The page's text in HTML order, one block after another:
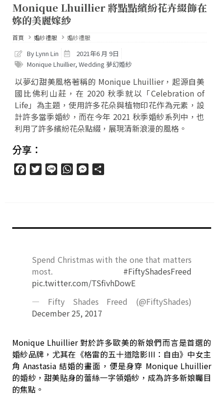
Monique Lhuillier 將點點繽紛花卉綴飾在
妳的美麗嫁紗
首頁 婚紗禮服 婚紗禮服
By Lynn Lin
2021年6 月 9日
Monique Lhuillier, Wedding 夢幻婚紗
以夢幻甜美風格著稱的 Monique Lhuillier，起源自美
國比佛利山莊，在 2020 秋季就以「Celebration of
Life」為主題，使用許多花朵與植物印花作為元素，設
計許多當季婚紗，而在今年 2021 秋季婚紗系列中，也
利用了許多繽紛花朵點綴，展現清新浪漫的風格。
分享：
FacebookTwitter
Line WhatsAppMessenger
Spend Christmas with the one that matters
most. #FiftyShadesFreed
pic.twitter.com/TSfivhDowE
— Fifty Shades Freed (@FiftyShades)
December 25, 2017
Monique Lhuillier 對於許多歐美的新娘們而言是首選的
婚紗品牌，尤其在《格雷的五十道陰影III：自由》中女主
角 Anastasia 結婚的畫面，便是身穿 Monique Lhuillier
的婚紗，甜美貼身的蕾絲一字領婚紗，成為許多新娘矚目
的焦點。